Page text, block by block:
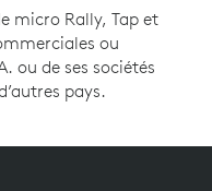
micro Rally, Tap et
ou
ou de ses sociétés
pays.